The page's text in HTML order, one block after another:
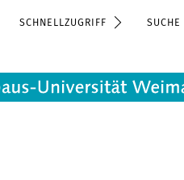
SCHNELLZUGRIFF Suche